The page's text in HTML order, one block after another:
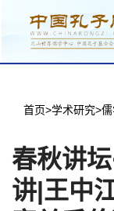
首页>学术研究>
春秋讲
讲|王中